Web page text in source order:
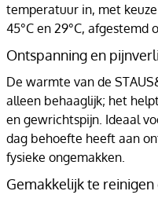
temperatuur in, met
45°C en 29°C, afgestemd
Ontspanning en
De warmte van de
alleen behaaglijk; het
en gewrichtspijn. Ideaal
dag behoefte heeft aan
fysieke ongemakken.
Gemakkelijk te